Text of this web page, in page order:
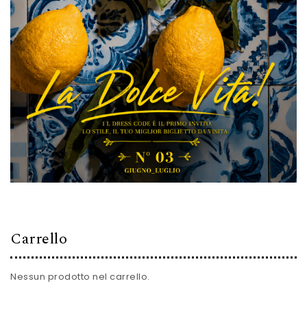
Carrello
Nessun prodotto nel carrello.